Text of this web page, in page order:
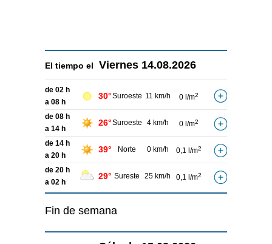
El tiempo el Viernes 14.08.2026
de 02 h
a 08 h
30°Suroeste 11 km/h 0 l/m2
de 08 h
a 14 h
26°Suroeste 4 km/h 0 l/m2
de 14 h
a 20 h
39° Norte 0 km/h 0,1 l/m2
de 20 h
a 02 h
29° Sureste 25 km/h 0,1 l/m2
Fin de semana